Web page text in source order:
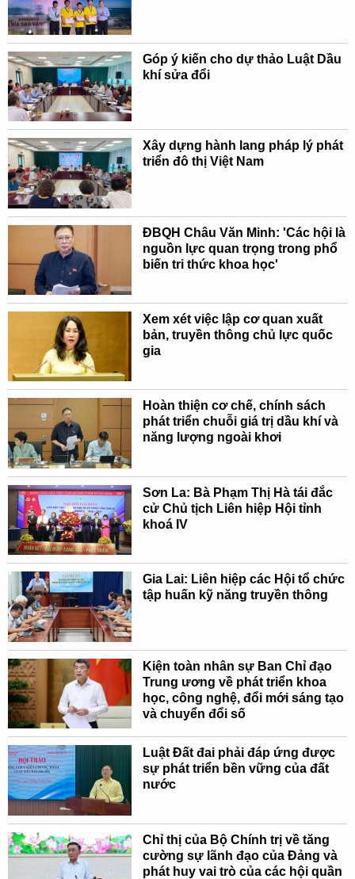
Góp ý kiến cho dự thảo Luật Dầu
khí sửa đổi
Xây dựng hành lang pháp lý phát
triển đô thị Việt Nam
ĐBQH Châu Văn Minh: 'Các hội là
nguồn lực quan trọng trong phổ
biến tri thức khoa học'
Xem xét việc lập cơ quan xuất
bản, truyền thông chủ lực quốc
gia
Hoàn thiện cơ chế, chính sách
phát triển chuỗi giá trị dầu khí và
năng lượng ngoài khơi
Sơn La: Bà Phạm Thị Hà tái đắc
cử Chủ tịch Liên hiệp Hội tỉnh
khoá IV
Gia Lai: Liên hiệp các Hội tổ chức
tập huấn kỹ năng truyền thông
Kiện toàn nhân sự Ban Chỉ đạo
Trung ương về phát triển khoa
học, công nghệ, đổi mới sáng tạo
và chuyển đổi số
Luật Đất đai phải đáp ứng được
sự phát triển bền vững của đất
nước
Chỉ thị của Bộ Chính trị về tăng
cường sự lãnh đạo của Đảng và
phát huy vai trò của các hội quần